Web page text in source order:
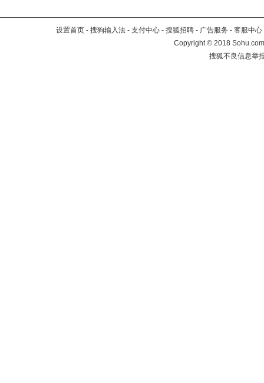
设置首页 - 搜狗输入法 - 支付中心 - 搜狐招聘 - 广告服务 - 客服中心
Copyright©2018
搜狐不良信息举